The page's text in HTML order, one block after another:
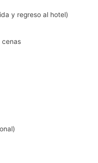
y regreso al hotel)
cenas